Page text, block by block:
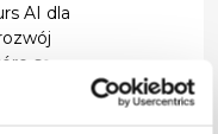
AI dla
są
To nie tylko